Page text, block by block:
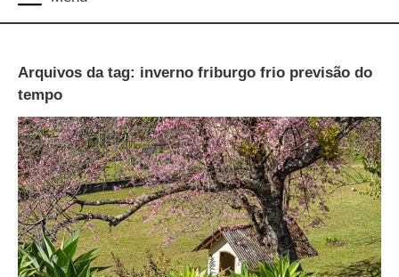
Arquivos da tag: inverno friburgo frio previsão do
tempo